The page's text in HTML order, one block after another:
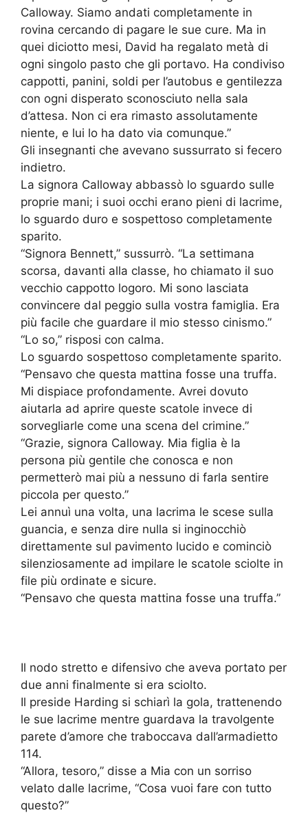
Calloway. Siamo andati completamente in
rovina cercando di pagare le sue cure. Ma in
quei diciotto mesi, David ha regalato metà di
ogni singolo pasto che gli portavo. Ha condiviso
cappotti, panini, soldi per l’autobus e gentilezza
con ogni disperato sconosciuto nella sala
d’attesa. Non ci era rimasto assolutamente
niente, e lui lo ha dato via comunque.”
Gli insegnanti che avevano sussurrato si fecero
indietro.
La signora Calloway abbassò lo sguardo sulle
proprie mani; i suoi occhi erano pieni di lacrime,
lo sguardo duro e sospettoso completamente
sparito.
“Signora Bennett,” sussurrò. “La settimana
scorsa, davanti alla classe, ho chiamato il suo
vecchio cappotto logoro. Mi sono lasciata
convincere dal peggio sulla vostra famiglia. Era
più facile che guardare il mio stesso cinismo.”
“Lo so,” risposi con calma.
Lo sguardo sospettoso completamente sparito.
“Pensavo che questa mattina fosse una truffa.
Mi dispiace profondamente. Avrei dovuto
aiutarla ad aprire queste scatole invece di
sorvegliarle come una scena del crimine.”
“Grazie, signora Calloway. Mia figlia è la
persona più gentile che conosca e non
permetterò mai più a nessuno di farla sentire
piccola per questo.”
Lei annuì una volta, una lacrima le scese sulla
guancia, e senza dire nulla si inginocchiò
direttamente sul pavimento lucido e cominciò
silenziosamente ad impilare le scatole sciolte in
file più ordinate e sicure.
“Pensavo che questa mattina fosse una truffa.”
Il nodo stretto e difensivo che aveva portato per
due anni finalmente si era sciolto.
Il preside Harding si schiarì la gola, trattenendo
le sue lacrime mentre guardava la travolgente
parete d’amore che traboccava dall’armadietto
114.
“Allora, tesoro,” disse a Mia con un sorriso
velato dalle lacrime, “Cosa vuoi fare con tutto
questo?”